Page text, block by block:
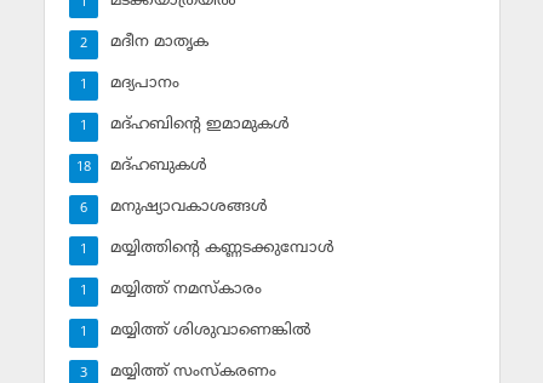
മദീന മാതൃക
2
മദ്യപാനം
1
മദ്ഹബിന്റെ ഇമാമുകള്‍
1
മദ്ഹബുകള്‍
18
മനുഷ്യാവകാശങ്ങള്‍
6
മയ്യിത്തിന്റെ കണ്ണടക്കുമ്പോള്‍
1
മയ്യിത്ത് നമസ്‌കാരം
1
മയ്യിത്ത് ശിശുവാണെങ്കില്‍
1
മയ്യിത്ത് സംസ്‌കരണം
3